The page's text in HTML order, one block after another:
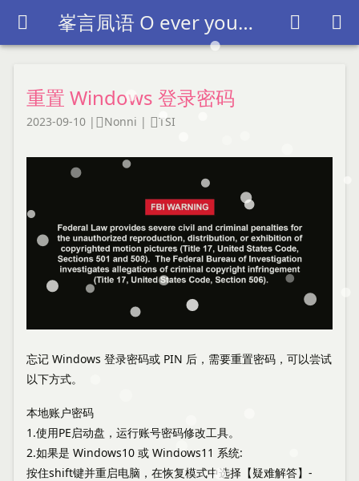
 峯言凬语 O ever youthful O ever weeping~  
重置 Windows 登录密码
2023-09-10 |  Nonni | TSI
忘记 Windows 登录密码或 PIN 后，需要重置密码，可以尝试
以下方式。
本地账户密码
1.使用PE启动盘，运行账号密码修改工具。
2.如果是 Windows10 或 Windows11 系统:
按住shift键并重启电脑，在恢复模式中选择【疑难解答】-